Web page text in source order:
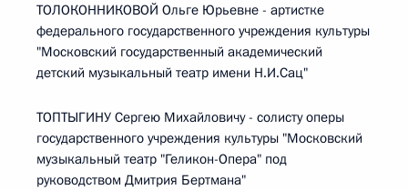
ТОЛОКОННИКОВОЙ Ольге Юрьевне - артистке
федерального государственного учреждения культуры
"Московский государственный академический
детский музыкальный театр имени Н.И.Сац"
ТОПТЫГИНУ Сергею Михайловичу - солисту оперы
государственного учреждения культуры "Московский
музыкальный театр "Геликон-Опера" под
руководством Дмитрия Бертмана"